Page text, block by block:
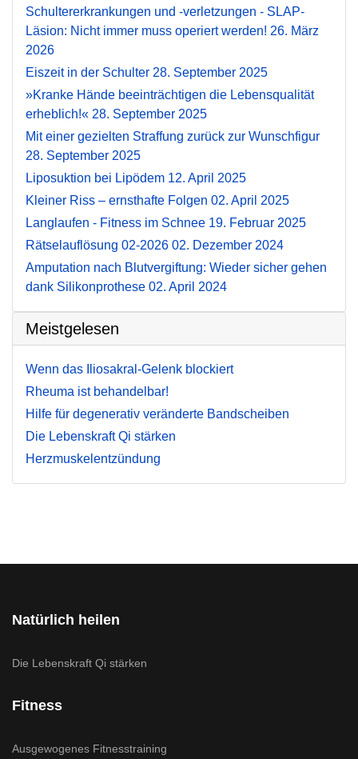
Schultererkrankungen und -verletzungen - SLAP-
Läsion: Nicht immer muss operiert werden! 26. März
2026
Eiszeit in der Schulter 28. September 2025
»Kranke Hände beeinträchtigen die Lebensqualität
erheblich!« 28. September 2025
Mit einer gezielten Straffung zurück zur Wunschfigur
28. September 2025
Liposuktion bei Lipödem 12. April 2025
Kleiner Riss – ernsthafte Folgen 02. April 2025
Langlaufen - Fitness im Schnee 19. Februar 2025
Rätselauflösung 02-2026 02. Dezember 2024
Amputation nach Blutvergiftung: Wieder sicher gehen
dank Silikonprothese 02. April 2024
Meistgelesen
Wenn das Iliosakral-Gelenk blockiert
Rheuma ist behandelbar!
Hilfe für degenerativ veränderte Bandscheiben
Die Lebenskraft Qi stärken
Herzmuskelentzündung
Natürlich heilen
Die Lebenskraft Qi stärken
Fitness
Ausgewogenes Fitnesstraining